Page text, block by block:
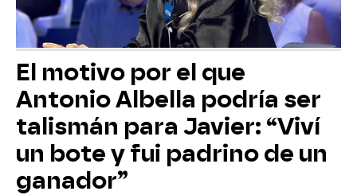
El motivo por el que
Antonio Albella podría ser
talismán para Javier: “Viví
un bote y fui padrino de un
ganador”